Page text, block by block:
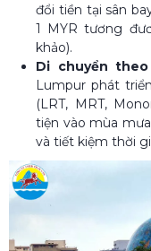
đổi tiền tại sân
1 MYR tương
khảo).
Di chuyển
Lumpur phát
(LRT, MRT,
tiện vào mùa
và tiết kiệm thời